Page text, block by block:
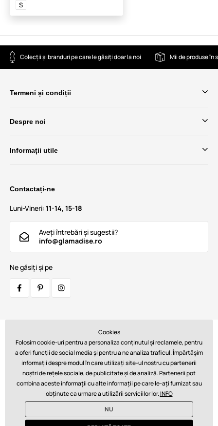
S
Colecții și branduri pe care le găsiți doar la noi Mii de produse în
Termeni și condiții
Despre noi
Informații utile
Contactați-ne
Luni-Vineri: 11-14, 15-18
Aveți întrebări și sugestii?
info@glamadise.ro
Ne găsiți și pe
Plăți:
© 2026 www.glamadise.ro. Asigură tehnicSimplia s.r.o.
Cookies
Folosim cookie-uri pentru a personaliza conținutul și reclamele, pentru
a oferi funcții de social media și pentru a ne analiza traficul. Împărtășim
informații despre modul în care utilizați site-ul nostru cu partenerii
noștri de rețele sociale, de publicitate și de analiză. Partenerii pot
combina aceste informații cu alte informații pe care le-ați furnizat sau
obținute ca urmare a utilizării serviciilor lor.INFO
NU